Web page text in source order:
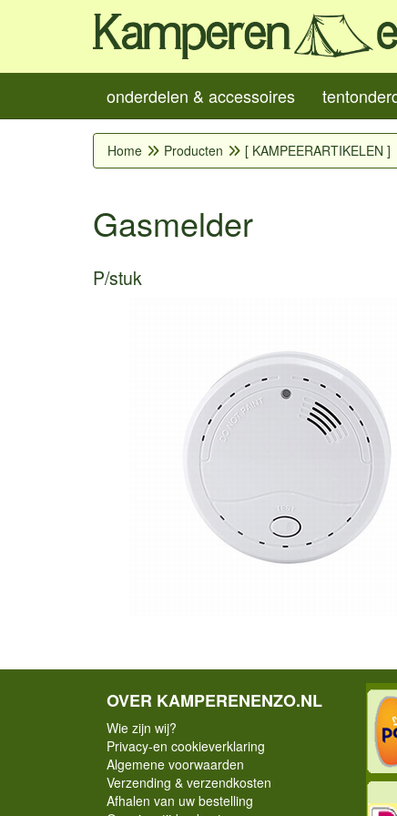
onderdelen & accessoires
Home Producten [ KAMPEERARTIKELEN ]
Gasmelder
P/stuk
OVER KAMPERENENZO.NL
Wie zijn wij?
Privacy-en cookieverklaring
Algemene voorwaarden
Verzending & verzendkosten
Afhalen van uw bestelling